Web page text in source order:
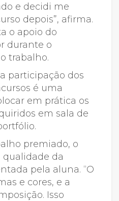
e decidi me
depois”, afirma.
o apoio do
durante o
trabalho.
participação dos
é uma
em prática os
em sala de
premiado, o
qualidade da
pela aluna. “O
e cores, e a
Isso